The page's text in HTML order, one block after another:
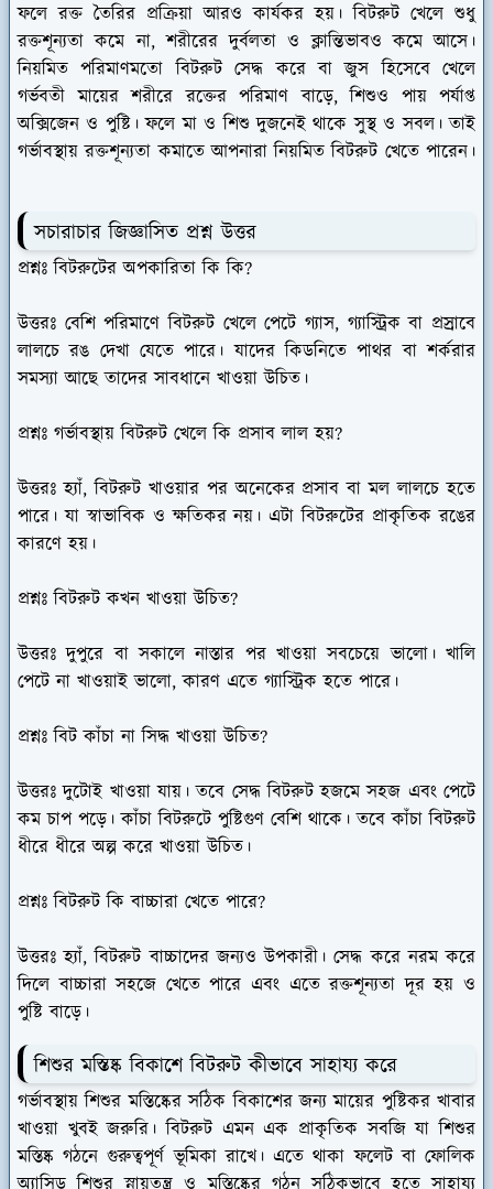
ফলে রক্ত তৈরির প্রক্রিয়া আরও কার্যকর হয়। বিটরুট খেলে শুধু
রক্তশূন্যতা কমে না, শরীরের দুর্বলতা ও ক্লান্তিভাবও কমে আসে।
নিয়মিত পরিমাণমতো বিটরুট সেদ্ধ করে বা জুস হিসেবে খেলে
গর্ভবতী মায়ের শরীরে রক্তের পরিমাণ বাড়ে, শিশুও পায় পর্যাপ্ত
অক্সিজেন ও পুষ্টি। ফলে মা ও শিশু দুজনেই থাকে সুস্থ ও সবল। তাই
গর্ভাবস্থায় রক্তশূন্যতা কমাতে আপনারা নিয়মিত বিটরুট খেতে পারেন।
সচারাচার জিজ্ঞাসিত প্রশ্ন উত্তর
প্রশ্নঃ বিটরুটের অপকারিতা কি কি?
উত্তরঃ বেশি পরিমাণে বিটরুট খেলে পেটে গ্যাস, গ্যাস্ট্রিক বা প্রস্রাবে
লালচে রঙ দেখা যেতে পারে। যাদের কিডনিতে পাথর বা শর্করার
সমস্যা আছে তাদের সাবধানে খাওয়া উচিত।
প্রশ্নঃ গর্ভাবস্থায় বিটরুট খেলে কি প্রসাব লাল হয়?
উত্তরঃ হ্যাঁ, বিটরুট খাওয়ার পর অনেকের প্রসাব বা মল লালচে হতে
পারে। যা স্বাভাবিক ও ক্ষতিকর নয়। এটা বিটরুটের প্রাকৃতিক রঙের
কারণে হয়।
প্রশ্নঃ বিটরুট কখন খাওয়া উচিত?
উত্তরঃ দুপুরে বা সকালে নাস্তার পর খাওয়া সবচেয়ে ভালো। খালি
পেটে না খাওয়াই ভালো, কারণ এতে গ্যাস্ট্রিক হতে পারে।
প্রশ্নঃ বিট কাঁচা না সিদ্ধ খাওয়া উচিত?
উত্তরঃ দুটোই খাওয়া যায়। তবে সেদ্ধ বিটরুট হজমে সহজ এবং পেটে
কম চাপ পড়ে। কাঁচা বিটরুটে পুষ্টিগুণ বেশি থাকে। তবে কাঁচা বিটরুট
ধীরে ধীরে অল্প করে খাওয়া উচিত।
প্রশ্নঃ বিটরুট কি বাচ্চারা খেতে পারে?
উত্তরঃ হ্যাঁ, বিটরুট বাচ্চাদের জন্যও উপকারী। সেদ্ধ করে নরম করে
দিলে বাচ্চারা সহজে খেতে পারে এবং এতে রক্তশূন্যতা দূর হয় ও
পুষ্টি বাড়ে।
শিশুর মস্তিষ্ক বিকাশে বিটরুট কীভাবে সাহায্য করে
গর্ভাবস্থায় শিশুর মস্তিষ্কের সঠিক বিকাশের জন্য মায়ের পুষ্টিকর খাবার
খাওয়া খুবই জরুরি। বিটরুট এমন এক প্রাকৃতিক সবজি যা শিশুর
মস্তিষ্ক গঠনে গুরুত্বপূর্ণ ভূমিকা রাখে। এতে থাকা ফলেট বা ফোলিক